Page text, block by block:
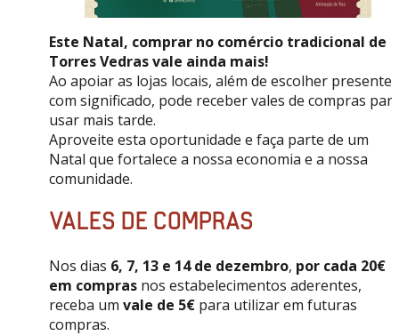
Este Natal, comprar no comércio tradicional de
Torres Vedras vale ainda mais!
Ao apoiar as lojas locais, além de escolher presentes
com significado, pode receber vales de compras
usar mais tarde.
Aproveite esta oportunidade e faça parte de um
Natal que fortalece a nossa economia e a nossa
comunidade.
VALES DE COMPRAS
Nos dias 6, 7, 13 e 14 de dezembro, por cada 20€
em compras nos estabelecimentos aderentes,
receba um vale de 5€ para utilizar em futuras
compras.